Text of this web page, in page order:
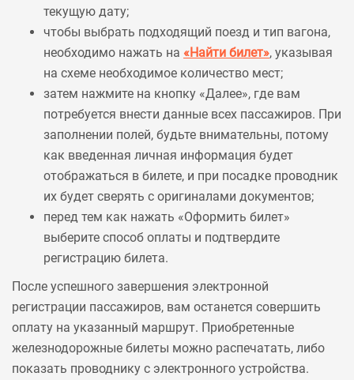
текущую дату;
чтобы выбрать подходящий поезд и тип вагона,
необходимо нажать на «Найти билет», указывая
на схеме необходимое количество мест;
затем нажмите на кнопку «Далее», где вам
потребуется внести данные всех пассажиров. При
заполнении полей, будьте внимательны, потому
как введенная личная информация будет
отображаться в билете, и при посадке проводник
их будет сверять с оригиналами документов;
перед тем как нажать «Оформить билет»
выберите способ оплаты и подтвердите
регистрацию билета.
После успешного завершения электронной
регистрации пассажиров, вам останется совершить
оплату на указанный маршрут. Приобретенные
железнодорожные билеты можно распечатать, либо
показать проводнику с электронного устройства.